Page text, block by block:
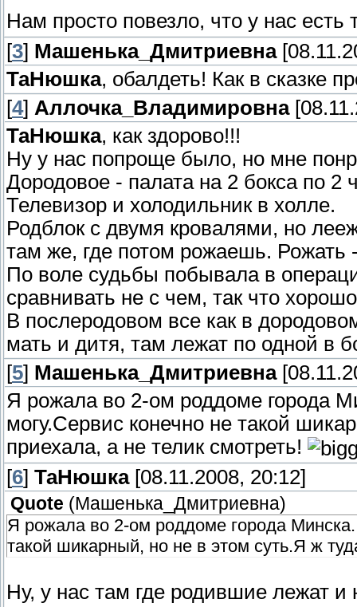
Нам просто повезло, что у нас есть
[3] Машенька_Дмитриевна
ТаНюшка, обалдеть! Как в сказке
[4] Аллочка_Владимировна
ТаНюшка, как здорово!!!
Ну у нас попроще было, но мне
Дородовое - палата на 2 бокса по 2
Телевизор и холодильник в холле.
Родблок с двумя кровалями, но
там же, где потом рожаешь. Рожать
По воле судьбы побывала в
сравнивать не с чем, так что
В послеродовом все как в
мать и дитя, там лежат по одной в
[5] Машенька_Дмитриевна
Я рожала во 2-ом роддоме города
могу.Сервис конечно не такой
приехала, а не телик смотреть!
[6] ТаНюшка[08.11.2008, 20:12]
Quote (Машенька_Дмитриевна)
Я рожала во 2-ом роддоме города Минска.
такой шикарный, но не в этом суть.Я ж
Ну, у нас там где родившие лежат и